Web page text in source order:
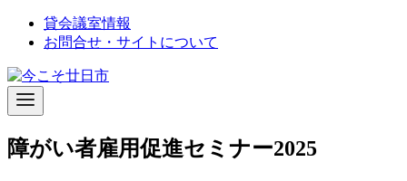
ン
ツ
へ
移
動
貸会議室情報
お問合せ・サイトについて
障がい者雇用促進セミナー2025